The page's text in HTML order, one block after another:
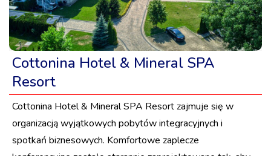
Cottonina Hotel & Mineral SPA
Resort
Cottonina Hotel & Mineral SPA Resort zajmuje się w
organizacją wyjątkowych pobytów integracyjnych i
spotkań biznesowych. Komfortowe zaplecze